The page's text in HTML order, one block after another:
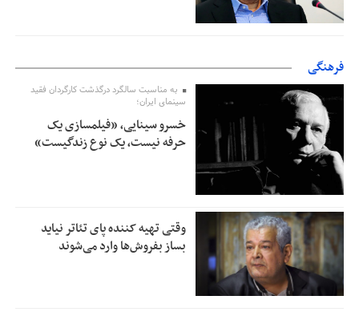
فرهنگی
به مناسبت سالگرد درگذشت کارگردان فقید
سینمای ایران؛
خسرو سینایی، «فیلمسازی یک
حرفه نیست، یک نوع زندگیست»
وقتی تهیه کننده پای تئاتر نیاید
بساز بفروش‌ها وارد می‌شوند